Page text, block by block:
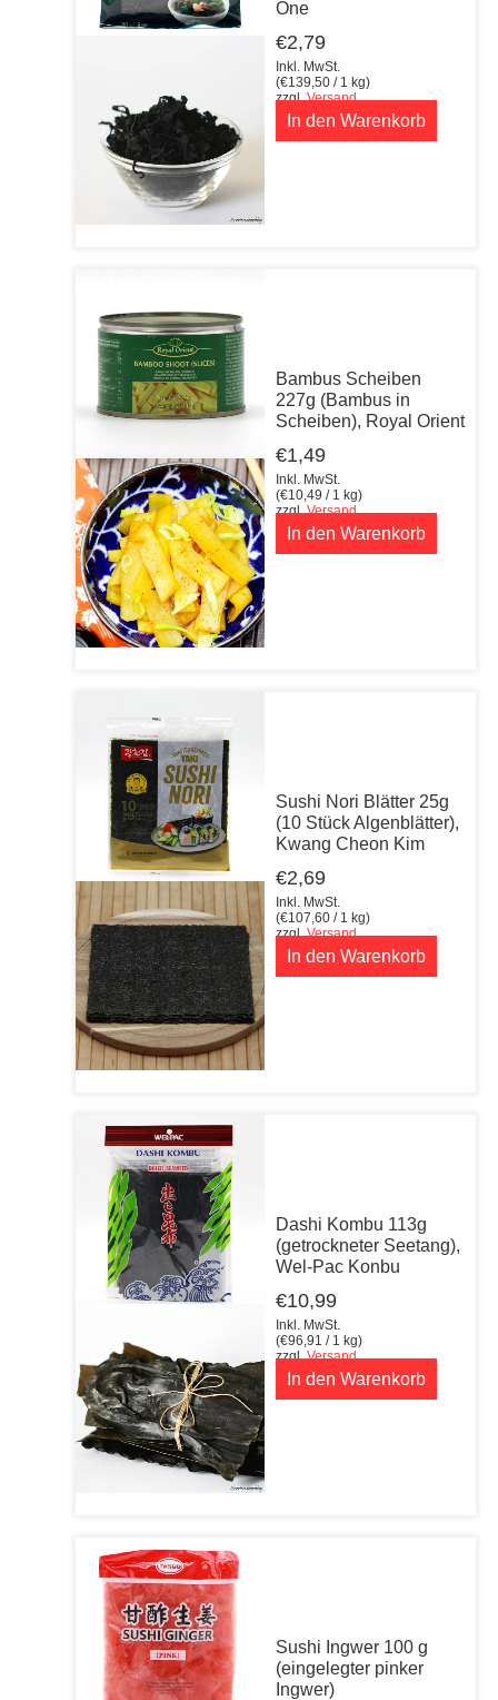
One
€2,79
Inkl. MwSt.
(€139,50 / 1 kg)
zzgl.Versand
In den Warenkorb
Bambus Scheiben
227g (Bambus in
Scheiben), Royal Orient
€1,49
Inkl. MwSt.
(€10,49 / 1 kg)
zzgl.Versand
In den Warenkorb
Sushi Nori Blätter 25g
(10 Stück Algenblätter),
Kwang Cheon Kim
€2,69
Inkl. MwSt.
(€107,60 / 1 kg)
zzgl.Versand
In den Warenkorb
Dashi Kombu 113g
(getrockneter Seetang),
Wel-Pac Konbu
€10,99
Inkl. MwSt.
(€96,91 / 1 kg)
zzgl.Versand
In den Warenkorb
Sushi Ingwer 100 g
(eingelegter pinker
Ingwer)